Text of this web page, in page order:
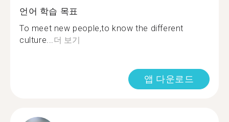
언어 학습 목표
To meet new people,to know the different
culture...더 보기
앱 다운로드